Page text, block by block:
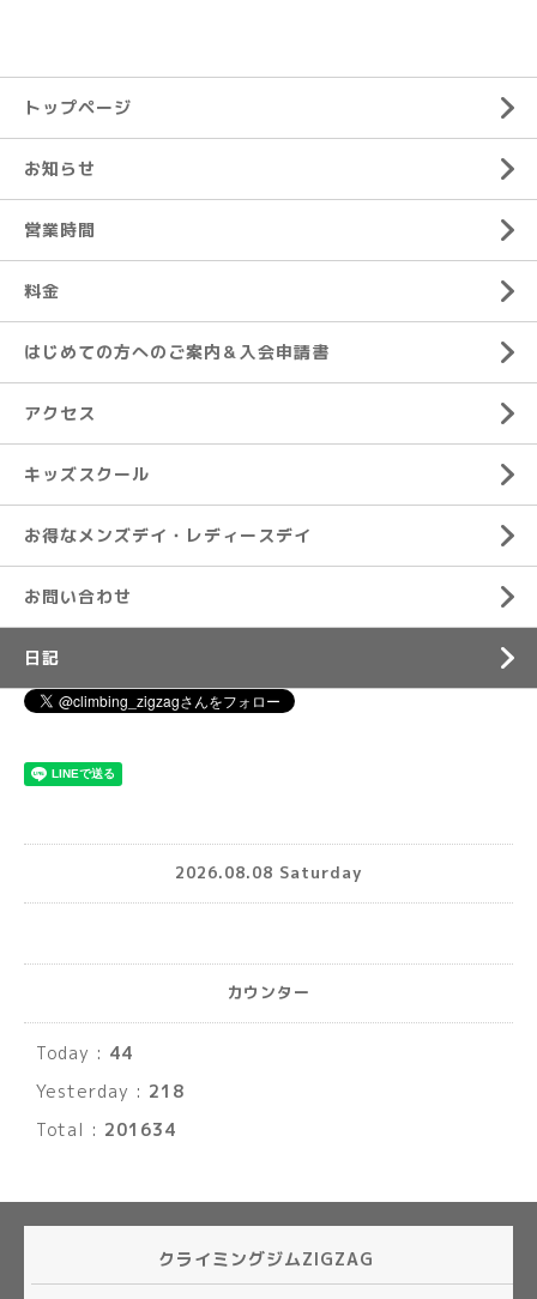
トップページ
お知らせ
営業時間
料金
はじめての方へのご案内＆入会申請書
アクセス
キッズスクール
お得なメンズデイ・レディースデイ
お問い合わせ
日記
2026.08.08 Saturday
カウンター
Today : 44
Yesterday : 218
Total : 201634
クライミングジムZIGZAG